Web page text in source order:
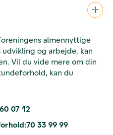
almennyttige
og arbejde, kan
Vil du vide mere om din
kan du
07 12
70 33 99 99